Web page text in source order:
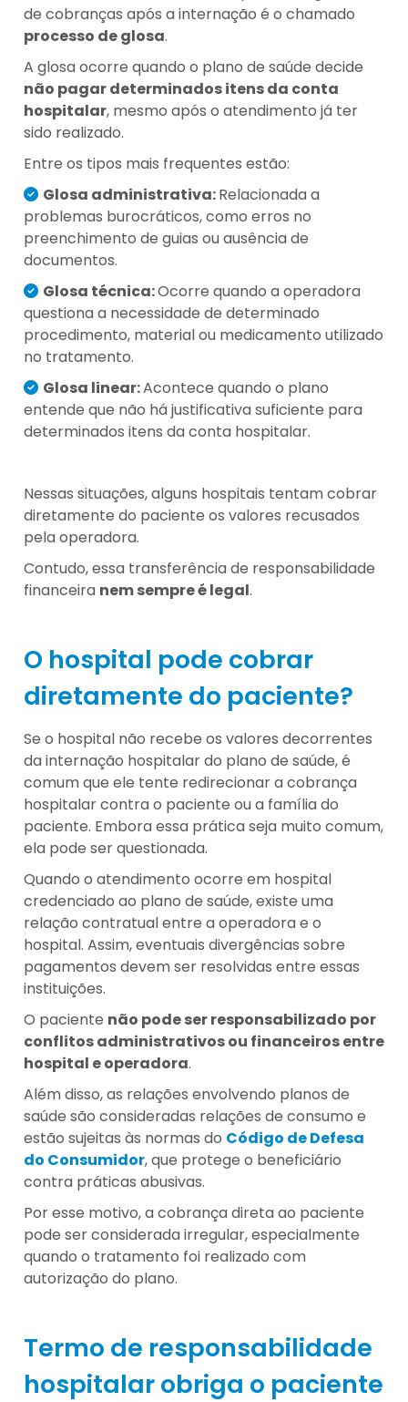
de cobranças após a internação é o chamado
processo de glosa.
A glosa ocorre quando o plano de saúde decide
não pagar determinados itens da conta
hospitalar, mesmo após o atendimento já ter
sido realizado.
Entre os tipos mais frequentes estão:
Glosa administrativa:Relacionada a
problemas burocráticos, como erros no
preenchimento de guias ou ausência de
documentos.
Glosa técnica:Ocorre quando a operadora
questiona a necessidade de determinado
procedimento, material ou medicamento utilizado
no tratamento.
Glosa linear:Acontece quando o plano
entende que não há justificativa suficiente para
determinados itens da conta hospitalar.
Nessas situações, alguns hospitais tentam cobrar
diretamente do paciente os valores recusados
pela operadora.
Contudo, essa transferência de responsabilidade
financeira nem sempre é legal.
O hospital pode cobrar
diretamente do paciente?
Se o hospital não recebe os valores decorrentes
da internação hospitalar do plano de saúde, é
comum que ele tente redirecionar a cobrança
hospitalar contra o paciente ou a família do
paciente. Embora essa prática seja muito comum,
ela pode ser questionada.
Quando o atendimento ocorre em hospital
credenciado ao plano de saúde, existe uma
relação contratual entre a operadora e o
hospital. Assim, eventuais divergências sobre
pagamentos devem ser resolvidas entre essas
instituições.
O paciente não pode ser responsabilizado por
conflitos administrativos ou financeiros entre
hospital e operadora.
Além disso, as relações envolvendo planos de
saúde são consideradas relações de consumo e
estão sujeitas às normas do Código de Defesa
do Consumidor, que protege o beneficiário
contra práticas abusivas.
Por esse motivo, a cobrança direta ao paciente
pode ser considerada irregular, especialmente
quando o tratamento foi realizado com
autorização do plano.
Termo de responsabilidade
hospitalar obriga o paciente